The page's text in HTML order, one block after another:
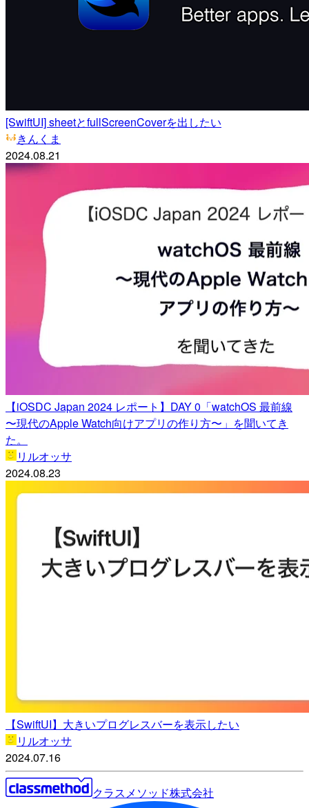
[SwiftUI] sheetとfullScreenCoverを出したい
きんくま
2024.08.21
【iOSDC Japan 2024 レポート】DAY 0「watchOS 最前線
〜現代のApple Watch向けアプリの作り方〜」を聞いてき
た。
リルオッサ
2024.08.23
【SwiftUI】大きいプログレスバーを表示したい
リルオッサ
2024.07.16
クラスメソッド株式会社